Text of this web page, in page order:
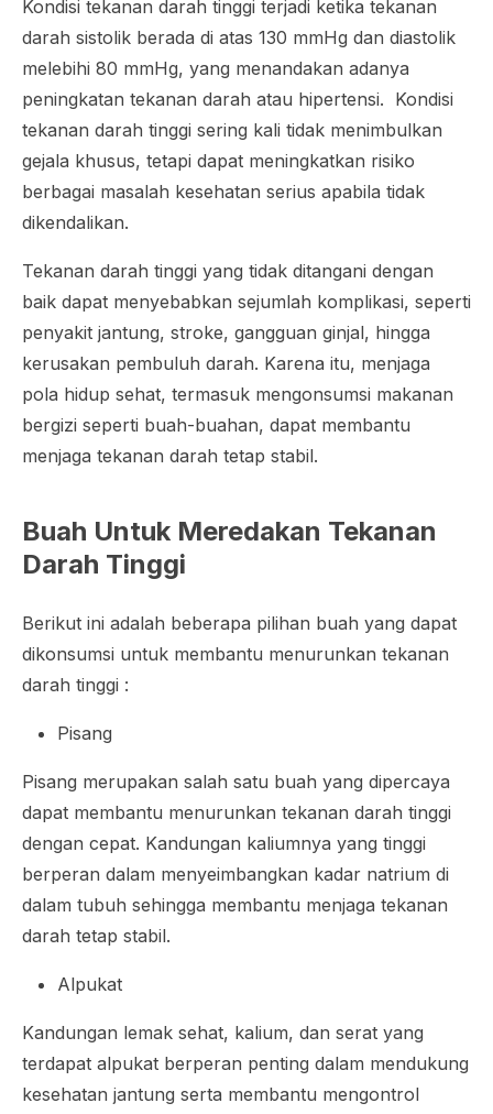
Kondisi tekanan darah tinggi terjadi ketika tekanan
darah sistolik berada di atas 130 mmHg dan diastolik
melebihi 80 mmHg, yang menandakan adanya
peningkatan tekanan darah atau hipertensi. Kondisi
tekanan darah tinggi sering kali tidak menimbulkan
gejala khusus, tetapi dapat meningkatkan risiko
berbagai masalah kesehatan serius apabila tidak
dikendalikan.
Tekanan darah tinggi yang tidak ditangani dengan
baik dapat menyebabkan sejumlah komplikasi, seperti
penyakit jantung, stroke, gangguan ginjal, hingga
kerusakan pembuluh darah. Karena itu, menjaga
pola hidup sehat, termasuk mengonsumsi makanan
bergizi seperti buah-buahan, dapat membantu
menjaga tekanan darah tetap stabil.
Buah Untuk Meredakan Tekanan
Darah Tinggi
Berikut ini adalah beberapa pilihan buah yang dapat
dikonsumsi untuk membantu menurunkan tekanan
darah tinggi :
Pisang
Pisang merupakan salah satu buah yang dipercaya
dapat membantu menurunkan tekanan darah tinggi
dengan cepat. Kandungan kaliumnya yang tinggi
berperan dalam menyeimbangkan kadar natrium di
dalam tubuh sehingga membantu menjaga tekanan
darah tetap stabil.
Alpukat
Kandungan lemak sehat, kalium, dan serat yang
terdapat alpukat berperan penting dalam mendukung
kesehatan jantung serta membantu mengontrol